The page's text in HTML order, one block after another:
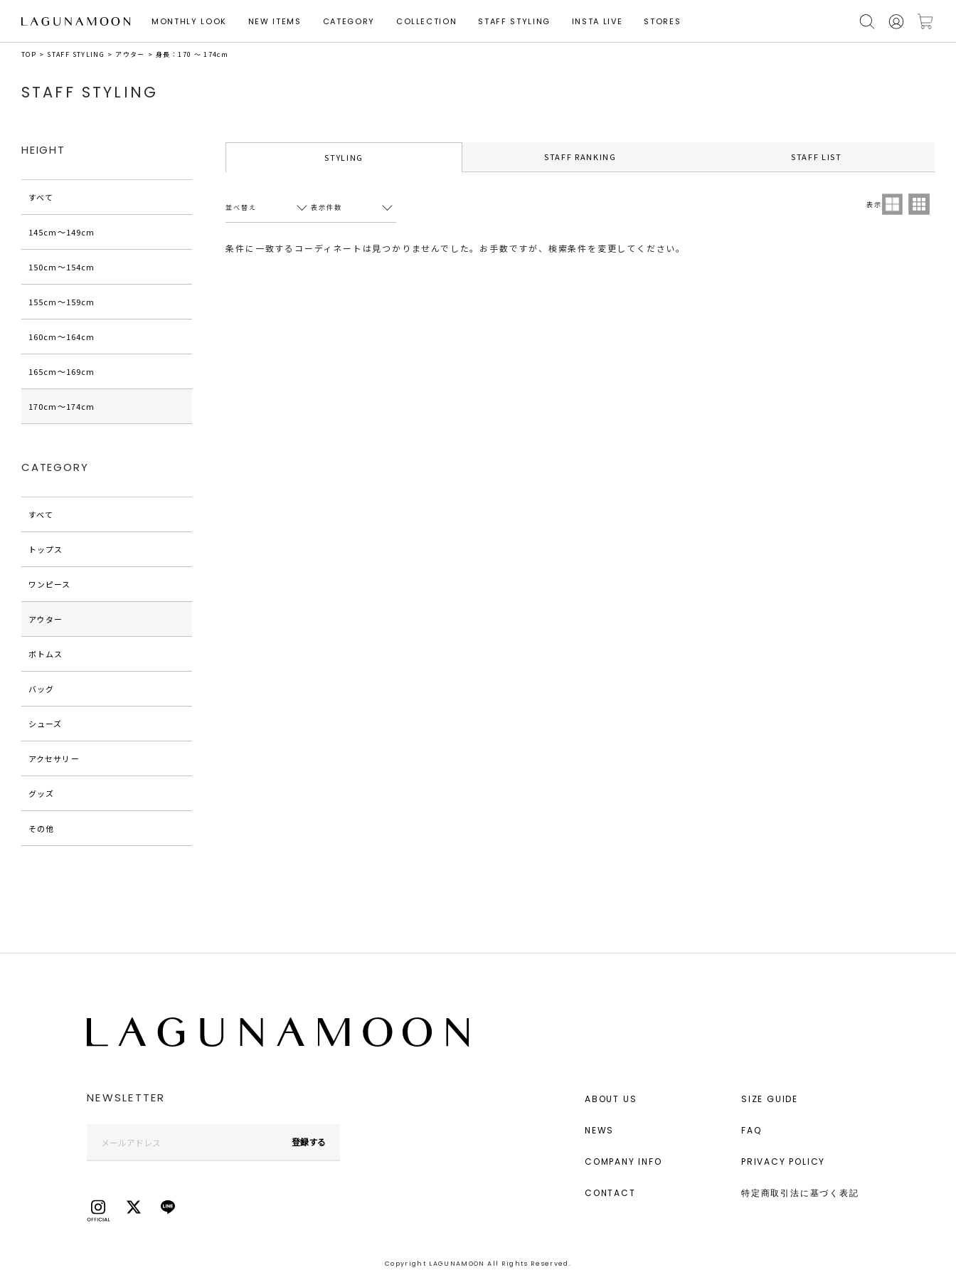
MONTHLY LOOK NEW ITEMS CATEGORY COLLECTION STAFF STYLING INSTA LIVE STORES
TOP STAFF STYLING アウター 身長：170 ～ 174cm
STAFF STYLING
STYLING STAFF RANKING STAFF LIST
並べ替え 表示件数 表示
条件に一致するコーディネートは見つかりませんでした。お手数ですが、検索条件を変更してください。
HEIGHT
すべて
145cm〜149cm
150cm〜154cm
155cm〜159cm
160cm〜164cm
165cm〜169cm
170cm〜174cm
CATEGORY
すべて
トップス
ワンピース
アウター
ボトムス
バッグ
シューズ
アクセサリー
グッズ
その他
NEWSLETTER
登録する
ABOUT US
NEWS
COMPANY INFO
CONTACT
SIZE GUIDE
FAQ
PRIVACY POLICY
特定商取引法に基づく表記
Copyright LAGUNAMOON All Rights Reserved.